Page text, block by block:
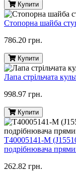
Купити
Стопорна шайба
786.20 грн.
Купити
Лапа стрільчата
998.97 грн.
Купити
T40005141-M
подрібнювача
262.82 грн.